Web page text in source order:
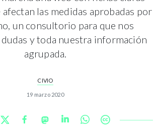
las medidas aprobadas por
un consultorio para que nos
y toda nuestra información
agrupada.
CIVIO
19 marzo 2020